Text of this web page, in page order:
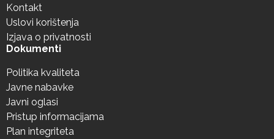
Kontakt
Uslovi korištenja
Izjava o privatnosti
Dokumenti
Politika kvaliteta
Javne nabavke
Javni oglasi
Pristup informacijama
Plan integriteta